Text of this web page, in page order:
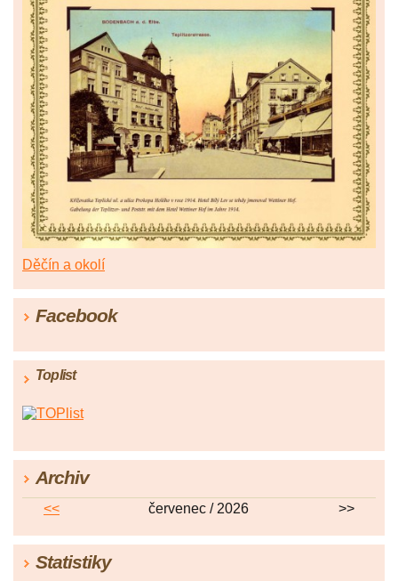
Děčín a okolí
Facebook
Toplist
Archiv
<< červenec / 2026 >>
Statistiky